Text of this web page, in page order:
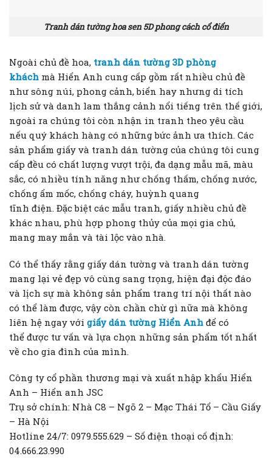
Tranh dán tường hoa sen 5D phong cách cổ điển
Ngoài chủ đề hoa, tranh dán tường 3D phòng
khách mà Hiển Anh cung cấp gồm rất nhiều chủ đề
như sông núi, phong cảnh, biển hay nhưng di tích
lịch sử và danh lam thắng cảnh nổi tiếng trên thế giới,
ngoài ra chúng tôi còn nhận in tranh theo yêu cầu
nếu quý khách hàng có những bức ảnh ưa thích. Các
sản phẩm giấy và tranh dán tường của chúng tôi cung
cấp đều có chất lượng vượt trội, đa dạng mẫu mã, màu
sắc, có nhiều tính năng như chống thấm, chống nước,
chống ẩm mốc, chống cháy, huỳnh quang
tĩnh điện. Đặc biệt các mẫu tranh, giấy nhiều chủ đề
khác nhau, phù hợp phong thủy của mọi gia chủ,
mang may mắn và tài lộc vào nhà.
Có thể thấy rằng giấy dán tường và tranh dán tường
mang lại vẻ đẹp vô cùng sang trọng, hiện đại độc đáo
và lịch sự mà không sản phẩm trang trí nội thất nào
có thể làm được, vậy còn chần chừ gì nữa mà không
liên hệ ngay với giấy dán tường Hiển Anh để có
thể được tư vấn và lựa chọn những sản phẩm tốt nhất
về cho gia đình của mình.
Công ty cổ phần thương mại và xuất nhập khẩu Hiển
Anh – Hiển anh JSC
Trụ sở chính: Nhà C8 – Ngõ 2 – Mạc Thái Tổ – Cầu Giấy
– Hà Nội
Hotline 24/7: 0979.555.629 – Số điện thoại cố định:
04.666.23.990